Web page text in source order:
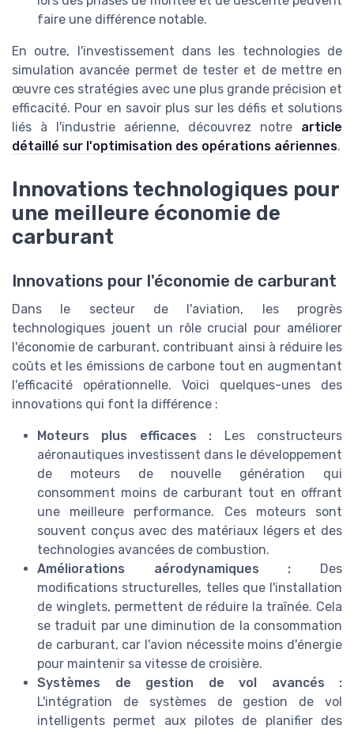
faire une différence notable.
En outre, l'investissement dans les technologies de
simulation avancée permet de tester et de mettre en
œuvre ces stratégies avec une plus grande précision et
efficacité. Pour en savoir plus sur les défis et solutions
liés à l'industrie aérienne, découvrez notre article
détaillé sur l'optimisation des opérations aériennes.
Innovations technologiques pour
une meilleure économie de
carburant
Innovations pour l'économie de carburant
Dans le secteur de l'aviation, les progrès
technologiques jouent un rôle crucial pour améliorer
l'économie de carburant, contribuant ainsi à réduire les
coûts et les émissions de carbone tout en augmentant
l'efficacité opérationnelle. Voici quelques-unes des
innovations qui font la différence :
Moteurs plus efficaces : Les constructeurs
aéronautiques investissent dans le développement
de moteurs de nouvelle génération qui
consomment moins de carburant tout en offrant
une meilleure performance. Ces moteurs sont
souvent conçus avec des matériaux légers et des
technologies avancées de combustion.
Améliorations aérodynamiques : Des
modifications structurelles, telles que l'installation
de winglets, permettent de réduire la traînée. Cela
se traduit par une diminution de la consommation
de carburant, car l'avion nécessite moins d'énergie
pour maintenir sa vitesse de croisière.
Systèmes de gestion de vol avancés :
L'intégration de systèmes de gestion de vol
intelligents permet aux pilotes de planifier des